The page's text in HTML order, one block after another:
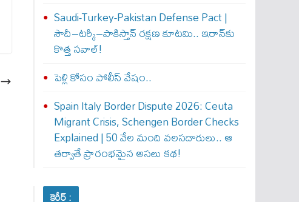
Saudi-Turkey-Pakistan Defense Pact |
సౌదీ–టర్కీ–పాకిస్తాన్ రక్షణ కూటమి.. ఇరాన్‌కు
కొత్త సవాల్!
పెళ్లి కోసం పోలీస్ వేషం..
Spain Italy Border Dispute 2026: Ceuta
Migrant Crisis, Schengen Border Checks
Explained | 50 వేల మంది వలసదారులు.. ఆ
తర్వాతే ప్రారంభ‌మైన అసలు కథ!
కెరీర్ :